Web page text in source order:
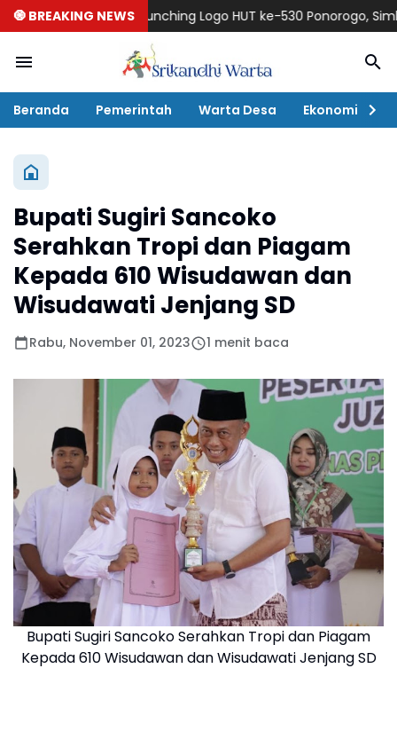
🧿 BREAKING NEWS
Launching Logo HUT ke-530 Ponorogo, Simbol
Beranda Pemerintah Warta Desa Ekonomi
Bupati Sugiri Sancoko
Serahkan Tropi dan Piagam
Kepada 610 Wisudawan dan
Wisudawati Jenjang SD
Rabu, November 01, 2023 1 menit baca
Bupati Sugiri Sancoko Serahkan Tropi dan Piagam
Kepada 610 Wisudawan dan Wisudawati Jenjang SD